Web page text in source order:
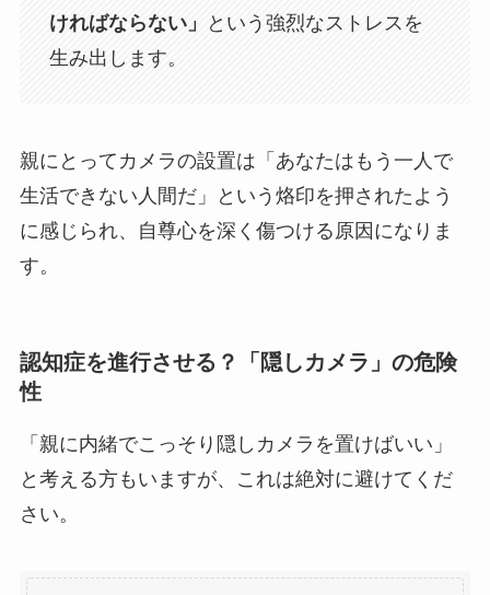
ければならない」
という強烈なストレスを
生み出します。
親にとってカメラの設置は「あなたはもう一人で
生活できない人間だ」という烙印を押されたよう
に感じられ、自尊心を深く傷つける原因になりま
す。
認知症を進行させる？「隠しカメラ」の危険
性
「親に内緒でこっそり隠しカメラを置けばいい」
と考える方もいますが、これは絶対に避けてくだ
さい。